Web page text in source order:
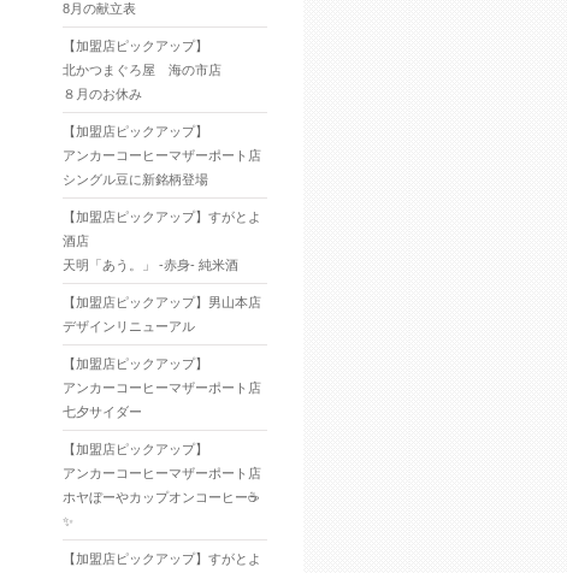
8月の献立表
【加盟店ピックアップ】
北かつまぐろ屋 海の市店
８月のお休み
【加盟店ピックアップ】
アンカーコーヒーマザーポート店
シングル豆に新銘柄登場
【加盟店ピックアップ】すがとよ
酒店
天明「あう。」 -赤身- 純米酒
【加盟店ピックアップ】男山本店
デザインリニューアル
【加盟店ピックアップ】
アンカーコーヒーマザーポート店
七夕サイダー
【加盟店ピックアップ】
アンカーコーヒーマザーポート店
ホヤぼーやカップオンコーヒー☕
✨
【加盟店ピックアップ】すがとよ